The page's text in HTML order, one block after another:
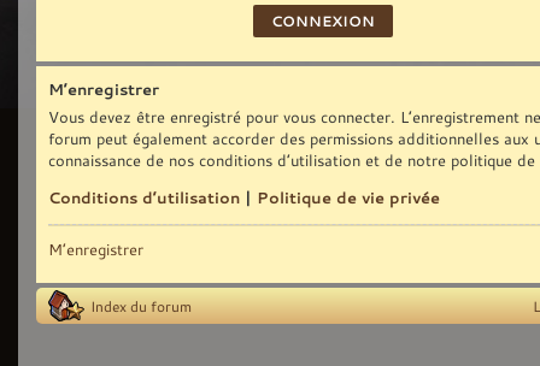
M’enregistrer
Vous devez être enregistré pour vous connecter. L’enregistrement
forum peut également accorder des permissions additionnelles
connaissance de nos conditions d’utilisation et de notre politique
Conditions d’utilisation | Politique de vie privée
M’enregistrer
Index du forum